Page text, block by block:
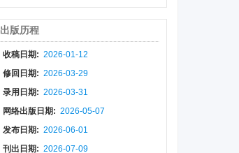
出版历程
收稿日期: 2026-01-12
修回日期: 2026-03-29
录用日期: 2026-03-31
网络出版日期: 2026-05-07
发布日期: 2026-06-01
刊出日期: 2026-07-09